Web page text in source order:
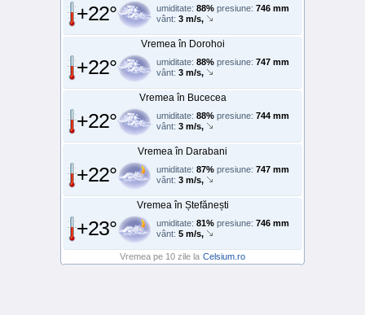
+22° umiditate: 88% presiune: 746 mm
vânt: 3 m/s,
Vremea în Dorohoi
+22° umiditate: 88% presiune: 747 mm
vânt: 3 m/s,
Vremea în Bucecea
+22° umiditate: 88% presiune: 744 mm
vânt: 3 m/s,
Vremea în Darabani
+22° umiditate: 87% presiune: 747 mm
vânt: 3 m/s,
Vremea în Ștefănești
+23° umiditate: 81% presiune: 746 mm
vânt: 5 m/s,
Vremea pe 10 zile la Celsium.ro